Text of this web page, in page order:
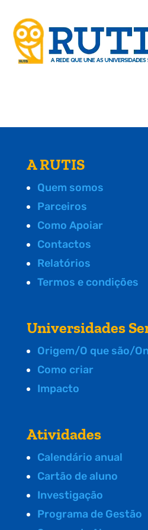
A RUTIS
Quem somos
Parceiros
Como Apoiar
Contactos
Relatórios
Termos e condições
Universidades
Origem/O que são/
Como criar
Impacto
Atividades
Calendário anual
Cartão de aluno
Investigação
Programa de Gestão